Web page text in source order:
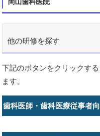
岡山歯科医院
他の研修を探す
下記のボタンをクリックす
ます。
歯科医師・歯科医療従事者